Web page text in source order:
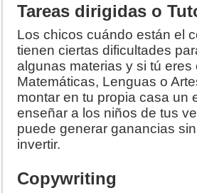
Tareas dirigidas o
Los chicos cuándo están el
tienen ciertas dificultades
algunas materias y si tú eres
Matemáticas, Lenguas o
montar en tu propia casa un
enseñar a los niños de tus
puede generar ganancias
invertir.
Copywriting